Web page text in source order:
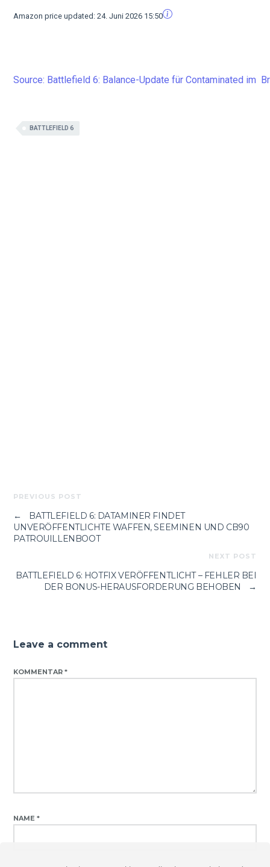
Amazon price updated:24. Juni 2026 15:50
Source: Battlefield 6: Balance-Update für Contaminated im
BATTLEFIELD 6
PREVIOUS POST
←
BATTLEFIELD 6: DATAMINER FINDET
UNVERÖFFENTLICHTE WAFFEN, SEEMINEN UND CB90
PATROUILLENBOOT
NEXT POST
BATTLEFIELD 6: HOTFIX VERÖFFENTLICHT – FEHLER BEI
DER BONUS-HERAUSFORDERUNG BEHOBEN
→
Leave a comment
KOMMENTAR*
NAME*